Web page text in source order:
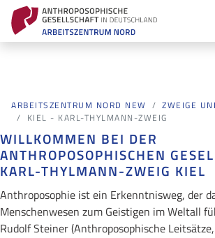
ARBEITSZENTRUM NORD NEW
ZWEIGE
KIEL - KARL-THYLMANN-ZWEIG
WILLKOMMEN BEI DER
ANTHROPOSOPHISCHEN
KARL-THYLMANN-ZWEIG KIEL
Anthroposophie ist ein Erkenntnisweg, der
Menschenwesen zum Geistigen im Weltall
Rudolf Steiner (Anthroposophische